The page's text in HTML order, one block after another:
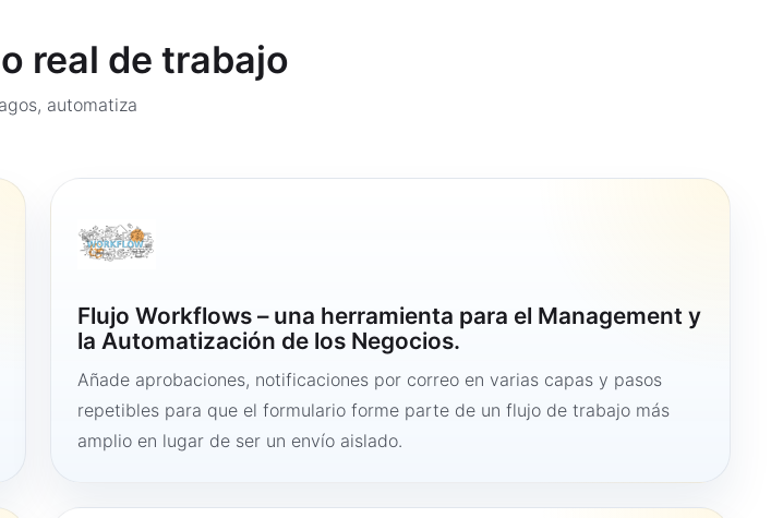
real de trabajo
automatiza
Flujo Workflows – una herramienta para el Management y
la Automatización de los Negocios.
Añade aprobaciones, notificaciones por correo en varias capas y pasos
repetibles para que el formulario forme parte de un flujo de trabajo más
amplio en lugar de ser un envío aislado.